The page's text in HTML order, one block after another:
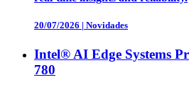
20/07/2026 | Novidades
Intel® AI Edge Systems
780